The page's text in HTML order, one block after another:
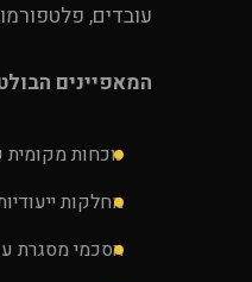
עובדים,
המאפיינים
נוכחות מקומית
מחלקות
הסכמי מסגרת